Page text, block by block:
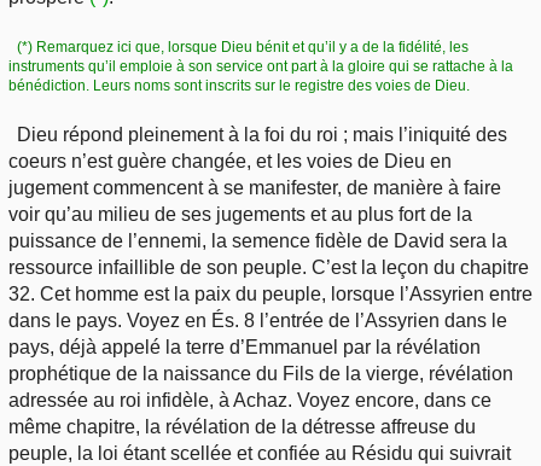
(*) Remarquez ici que, lorsque Dieu bénit et qu’il y a de la fidélité, les
instruments qu’il emploie à son service ont part à la gloire qui se rattache à la
bénédiction. Leurs noms sont inscrits sur le registre des voies de Dieu.
Dieu répond pleinement à la foi du roi ; mais l’iniquité des
coeurs n’est guère changée, et les voies de Dieu en
jugement commencent à se manifester, de manière à faire
voir qu’au milieu de ses jugements et au plus fort de la
puissance de l’ennemi, la semence fidèle de David sera la
ressource infaillible de son peuple. C’est la leçon du chapitre
32. Cet homme est la paix du peuple, lorsque l’Assyrien entre
dans le pays. Voyez en És. 8 l’entrée de l’Assyrien dans le
pays, déjà appelé la terre d’Emmanuel par la révélation
prophétique de la naissance du Fils de la vierge, révélation
adressée au roi infidèle, à Achaz. Voyez encore, dans ce
même chapitre, la révélation de la détresse affreuse du
peuple, la loi étant scellée et confiée au Résidu qui suivrait